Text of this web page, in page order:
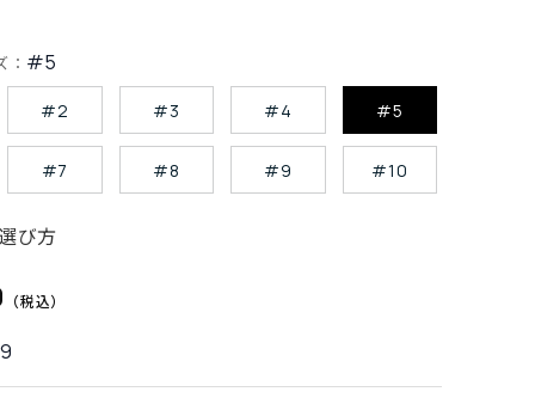
： #5
#2 #3 #4 #5
#7 #8 #9 #10
び方